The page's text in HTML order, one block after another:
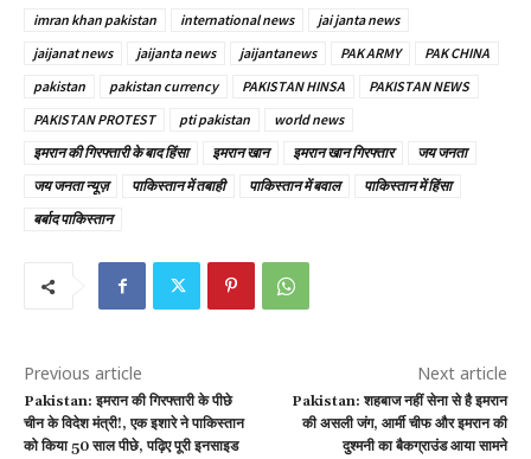
imran khan pakistan
international news
jai janta news
jaijanat news
jaijanta news jaijantanews PAK ARMY
PAK CHINA
pakistan
pakistan currency PAKISTAN HINSA
PAKISTAN NEWS
PAKISTAN PROTEST
pti pakistan
world news
इमरान की गिरफ्तारी के बाद हिंसा
इमरान खान इमरान खान गिरफ्तार
जय जनता
जय जनता न्यूज़
पाकिस्तान में तबाही पाकिस्तान में बवाल
पाकिस्तान में हिंसा
बर्बाद पाकिस्तान
Previous article
Pakistan: इमरान की गिरफ्तारी के पीछे
चीन के विदेश मंत्री!, एक इशारे ने पाकिस्तान
को किया 50 साल पीछे, पढ़िए पूरी इनसाइड
Next article
Pakistan: शहबाज नहीं सेना से है इमरान
की असली जंग, आर्मी चीफ और इमरान की
दुश्मनी का बैकग्राउंड आया सामने